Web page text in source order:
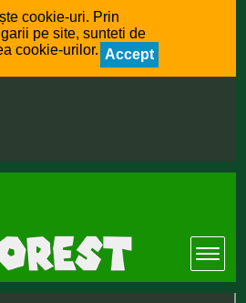
cookie-uri. Prin
pe site, sunteti de
cookie-urilor. Accept